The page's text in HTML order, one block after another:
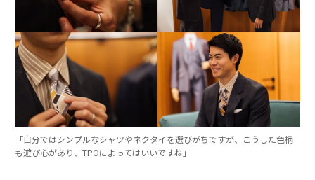
「自分ではシンプルなシャツやネクタイを選びがちですが、こうした色柄
も遊び心があり、TPOによってはいいですね」